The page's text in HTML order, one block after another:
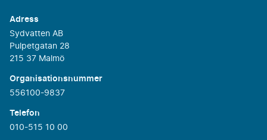
Adress
Sydvatten AB
Pulpetgatan 28
215 37 Malmö
Organisationsnummer
556100-9837
Telefon
010-515 10 00